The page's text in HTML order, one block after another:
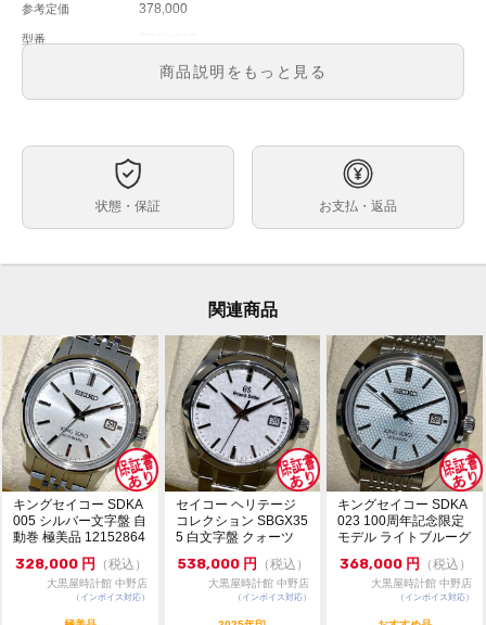
参考定価 378,000
型番
メンズ
文字盤 チャコールグレー
39.9
ケース素材
本体は新品なので綺麗ですが、紙の外箱が購入時より少
しだけ汚れています。
コメント
コレクションの厳選のため売却を予定しています。
新品の数はかなり少なくなってきていると思います。
商品説明をもっと見る
状態・保証 お支払・返品
関連商品
キングセイコー SDKA
005 シルバー文字盤 自
動巻 極美品 12152864
328,000 円 （税込）
大黒屋時計館 中野店
（インボイス対応）
セイコー ヘリテージ
コレクション SBGX35
5 白文字盤 クォーツ
538,000 円 （税込）
大黒屋時計館 中野店
（インボイス対応）
キングセイコー SDKA
023 100周年記念限定
モデル ライトブルーグ
リーン文字...
368,000 円 （税込）
大黒屋時計館 中野店
（インボイス対応）